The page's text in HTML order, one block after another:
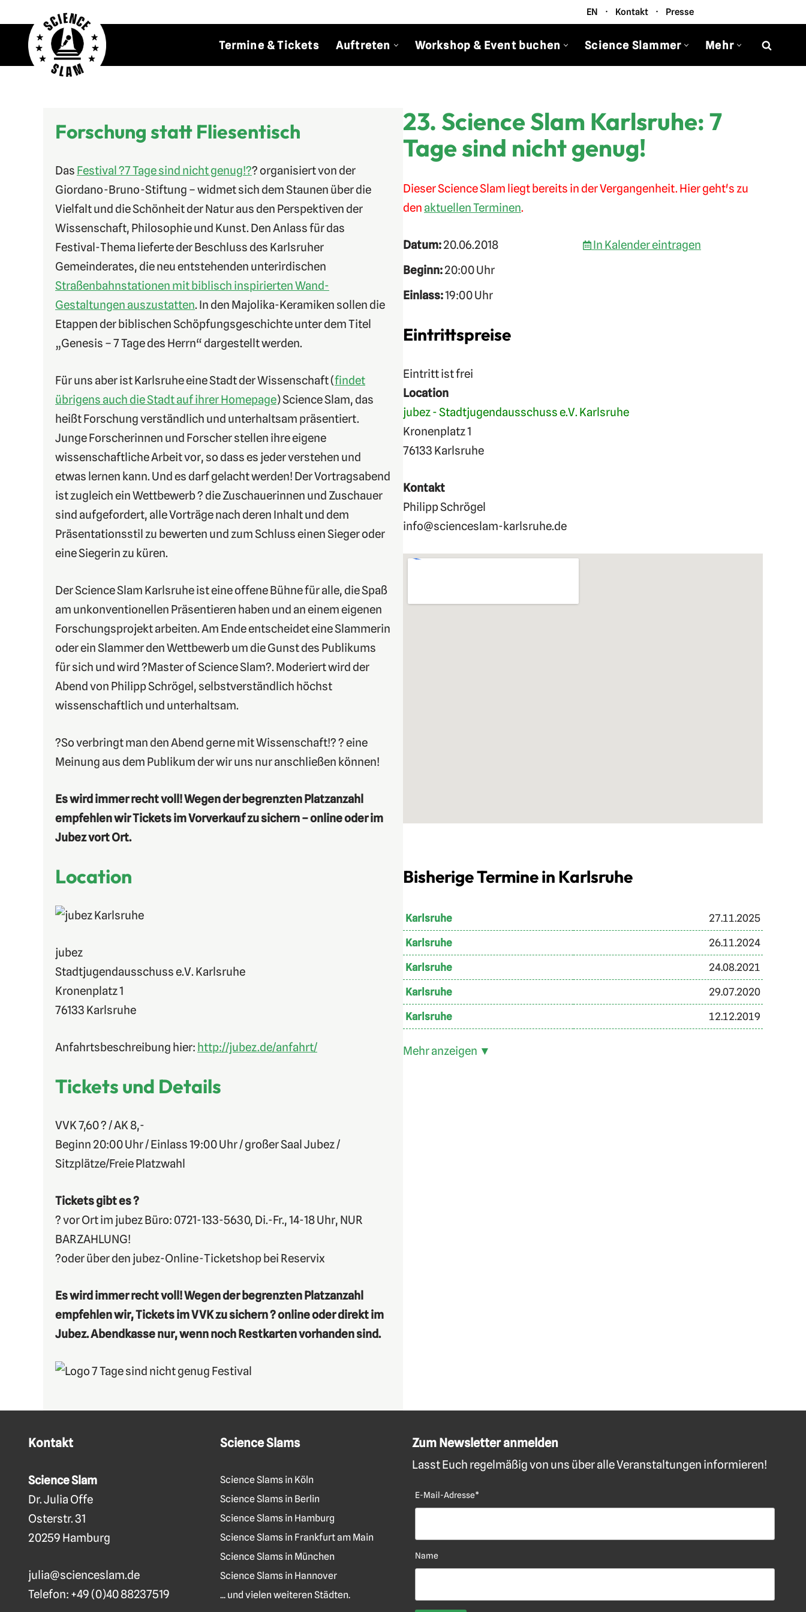
Zum
Inhalt
springen
EN · Kontakt · Presse
Termine & Tickets Auftreten Workshop & Event buchen Science Slammer Mehr
Forschung statt Fliesentisch
Das Festival ?7 Tage sind nicht genug!?? organisiert von der
Giordano-Bruno-Stiftung – widmet sich dem Staunen über die
Vielfalt und die Schönheit der Natur aus den Perspektiven der
Wissenschaft, Philosophie und Kunst. Den Anlass für das
Festival-Thema lieferte der Beschluss des Karlsruher
Gemeinderates, die neu entstehenden unterirdischen
Straßenbahnstationen mit biblisch inspirierten Wand-
Gestaltungen auszustatten. In den Majolika-Keramiken sollen die
Etappen der biblischen Schöpfungsgeschichte unter dem Titel
„Genesis – 7 Tage des Herrn“ dargestellt werden.
Für uns aber ist Karlsruhe eine Stadt der Wissenschaft (findet
übrigens auch die Stadt auf ihrer Homepage) Science Slam, das
heißt Forschung verständlich und unterhaltsam präsentiert.
Junge Forscherinnen und Forscher stellen ihre eigene
wissenschaftliche Arbeit vor, so dass es jeder verstehen und
etwas lernen kann. Und es darf gelacht werden! Der Vortragsabend
ist zugleich ein Wettbewerb ? die Zuschauerinnen und Zuschauer
sind aufgefordert, alle Vorträge nach deren Inhalt und dem
Präsentationsstil zu bewerten und zum Schluss einen Sieger oder
eine Siegerin zu küren.
Der Science Slam Karlsruhe ist eine offene Bühne für alle, die Spaß
am unkonventionellen Präsentieren haben und an einem eigenen
Forschungsprojekt arbeiten. Am Ende entscheidet eine Slammerin
oder ein Slammer den Wettbewerb um die Gunst des Publikums
für sich und wird ?Master of Science Slam?. Moderiert wird der
Abend von Philipp Schrögel, selbstverständlich höchst
wissenschaftlich und unterhaltsam.
?So verbringt man den Abend gerne mit Wissenschaft!? ? eine
Meinung aus dem Publikum der wir uns nur anschließen können!
Es wird immer recht voll! Wegen der begrenzten Platzanzahl
empfehlen wir Tickets im Vorverkauf zu sichern – online oder im
Jubez vort Ort.
Location
jubez
Stadtjugendausschuss e.V. Karlsruhe
Kronenplatz 1
76133 Karlsruhe
Anfahrtsbeschreibung hier: http://jubez.de/anfahrt/
Tickets und Details
VVK 7,60 ? / AK 8,-
Beginn 20:00 Uhr / Einlass 19:00 Uhr / großer Saal Jubez /
Sitzplätze/Freie Platzwahl
Tickets gibt es ?
? vor Ort im jubez Büro: 0721-133-5630, Di.-Fr., 14-18 Uhr, NUR
BARZAHLUNG!
?oder über den jubez-Online-Ticketshop bei Reservix
Es wird immer recht voll! Wegen der begrenzten Platzanzahl
empfehlen wir, Tickets im VVK zu sichern ? online oder direkt im
Jubez. Abendkasse nur, wenn noch Restkarten vorhanden sind.
23. Science Slam Karlsruhe: 7
Tage sind nicht genug!
Dieser Science Slam liegt bereits in der Vergangenheit. Hier geht's zu
den aktuellen Terminen.
Datum:20.06.2018
Beginn:20:00 Uhr
Einlass:19:00 Uhr
In Kalender eintragen
Eintrittspreise
Eintritt ist frei
Location
jubez - Stadtjugendausschuss e.V. Karlsruhe
Kronenplatz 1
76133 Karlsruhe
Kontakt
Philipp Schrögel
info@scienceslam-karlsruhe.de
Bisherige Termine in Karlsruhe
Karlsruhe 27.11.2025
Karlsruhe 26.11.2024
Karlsruhe 24.08.2021
Karlsruhe 29.07.2020
Karlsruhe 12.12.2019
Mehr anzeigen ▼
Kontakt
Science Slam
Dr. Julia Offe
Osterstr. 31
20259 Hamburg
julia@scienceslam.de
Telefon: +49 (0)40 88237519
Science Slams
Science Slams in Köln
Science Slams in Berlin
Science Slams in Hamburg
Science Slams in Frankfurt am Main
Science Slams in München
Science Slams in Hannover
... und vielen weiteren Städten.
Zum Newsletter anmelden
Lasst Euch regelmäßig von uns über alle Veranstaltungen informieren!
E-Mail-Adresse*
Name